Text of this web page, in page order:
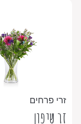
זרי פרחים
זר שיפון